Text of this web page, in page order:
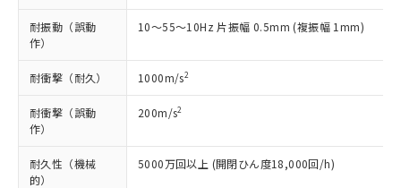
耐振動（誤動
作）
10～55～10Hz 片振幅 0.5mm (複振幅 1mm)
耐衝撃（耐久） 1000m/s2
耐衝撃（誤動
作）
200m/s2
耐久性（機械
的）
5000万回以上 (開閉ひん度18,000回/h)
正式な納期状況および標準価格はお客
様のお取引先、またはお客様担当のオ
ムロン制御機器販売店・当社販売員に
ご相談ください。
オムロン制御機器販売店や当社販売拠
ください。
在庫状況および標準価格結果を当社の
類(PBB) 1000ppm以下、ポリ臭化ジフェニルエーテル類
(PBDE) 1000ppm以下、フタル酸ビス(2-エチルヘキシ
ル) (DEHP)(別名：DOP) 1000ppm以下、フタル酸ブチ
（DBP） 1000ppm以下、フタル酸ジイソブチル
(DIBP) 1000ppm以下
但し、RoHS指令で産業用監視および制御機器に対する
適用除外項目は除く。
フタル酸エステル類の４物質については閾値を超える意
Cr(Ⅵ)(六価クロム) : 1000ppm、 PBBs(ポリ臭化ビフェ
ニル類) : 1000ppm、 PBDEs(ポリ臭化ジフェニルエーテ
ル類) : 1000ppm、
イソブチル) : 1000ppm、 BBP(フタル酸ブチルベンジ
ル) : 1000ppm、
※2 環境保護使用期限
とります。
当社は規制貨物を破棄する場合は、完
いよう必要な手段を講じます。
当社は貴社製品を、核兵器、ミサイ
ル、化学兵器、生物兵器またはその他
使用いたしません。
当社は、貴社製品を第三者に販売する
○ 一定数以上の在庫あり
一定数には満たないが在庫あり
－
在庫なし(最新の在庫状況につ
たはお客様担当のオムロン制御
機器販売店・当社販売員にご確